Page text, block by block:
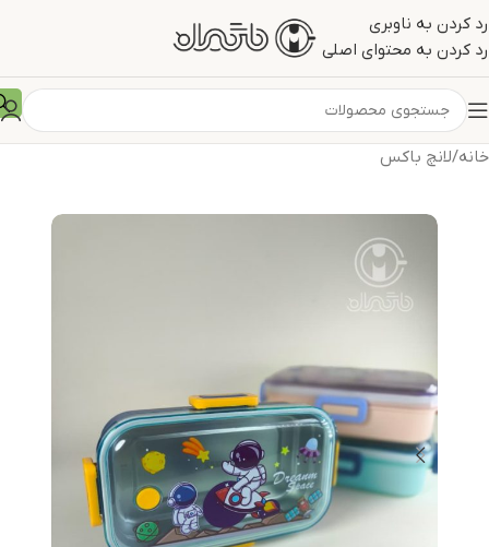
رد کردن به ناوبری
رد کردن به محتوای اصلی
خانه/لانچ باکس